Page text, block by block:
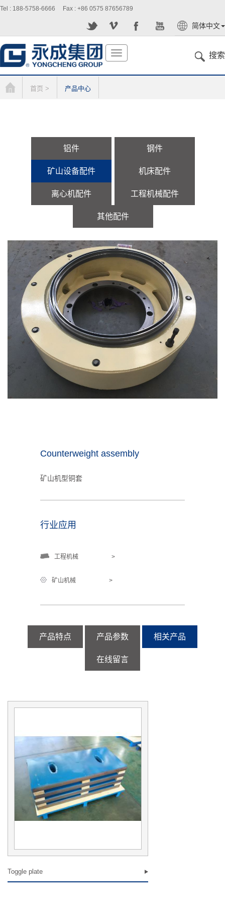
Tel : 188-5758-6666 Fax : +86 0575 87656789
简体中文
切
换
导
搜索
首页 > 产品中心
铝件 钢件
矿山设备配件 机床配件
离心机配件 工程机械配件
其他配件
Counterweight assembly
矿山机型铜套
行业应用
工程机械 >
矿山机械 >
产品特点 产品参数 相关产品
在线留言
Toggle plate
E-mail ：
意见建议 ：